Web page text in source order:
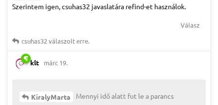
Szerintem igen, csuhas32 javaslatára refind-et használok.
Válasz
csuhas32 válaszolt erre.
klt márc 19.
KiralyMarta Mennyi idő alatt fut le a parancs